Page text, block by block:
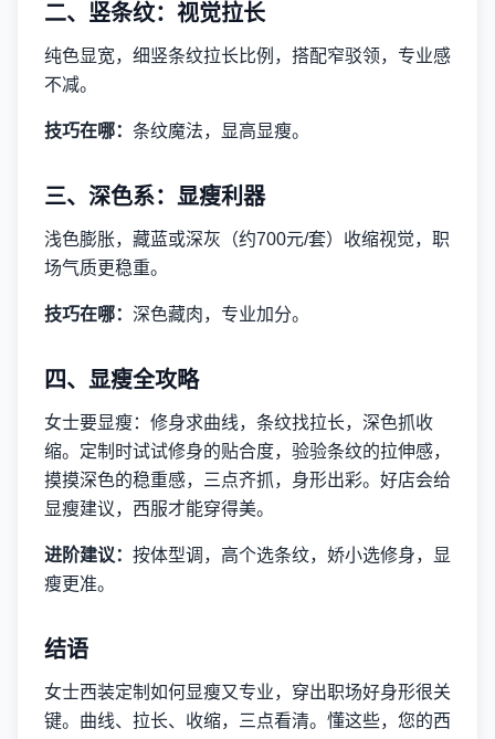
二、竖条纹：视觉拉长
纯色显宽，细竖条纹拉长比例，搭配窄驳领，专业感
不减。
技巧在哪： 条纹魔法，显高显瘦。
三、深色系：显瘦利器
浅色膨胀，藏蓝或深灰（约700元/套）收缩视觉，职
场气质更稳重。
技巧在哪： 深色藏肉，专业加分。
四、显瘦全攻略
女士要显瘦：修身求曲线，条纹找拉长，深色抓收
缩。定制时试试修身的贴合度，验验条纹的拉伸感，
摸摸深色的稳重感，三点齐抓，身形出彩。好店会给
显瘦建议，西服才能穿得美。
进阶建议： 按体型调，高个选条纹，娇小选修身，显
瘦更准。
结语
女士西装定制如何显瘦又专业，穿出职场好身形很关
键。曲线、拉长、收缩，三点看清。懂这些，您的西